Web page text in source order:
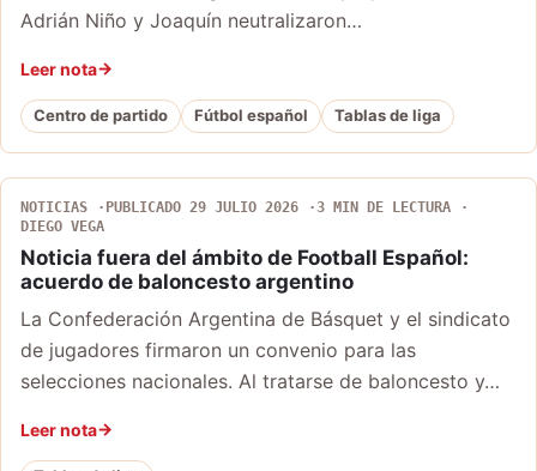
Adrián Niño y Joaquín neutralizaron…
Leer nota
Centro de partido Fútbol español Tablas de liga
NOTICIAS PUBLICADO 29 JULIO 2026
3 MIN DE LECTURA
DIEGO VEGA
Noticia fuera del ámbito de Football Español:
acuerdo de baloncesto argentino
La Confederación Argentina de Básquet y el sindicato
de jugadores firmaron un convenio para las
selecciones nacionales. Al tratarse de baloncesto y…
Leer nota